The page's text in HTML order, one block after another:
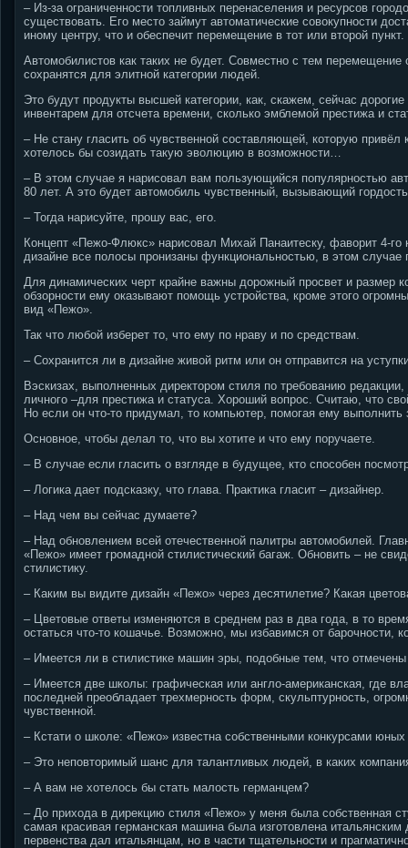
– Из-за ограниченности топливных перенаселения и ресурсов
существовать. Его место займут автоматические совокупности
иному центру, что и обеспечит перемещение в тот или второй пункт.
Автомобилистов как таких не будет. Совместно с тем
сохранятся для элитной категории людей.
Это будут продукты высшей категории, как, скажем, сейчас
инвентарем для отсчета времени, сколько эмблемой престижа и
– Не стану гласить об чувственной составляющей, которую
хотелось бы созидать такую эволюцию в возможности…
– В этом случае я нарисовал вам пользующийся популярностью
80 лет. А это будет автомобиль чувственный, вызывающий
– Тогда нарисуйте, прошу вас, его.
Концепт «Пежо-Флюкс» нарисовал Михай Панаитеску, фаворит 4-
дизайне все полосы пронизаны функциональностью, в этом случае
Для динамических черт крайне важны дорожный просвет и размер
обзорности ему оказывают помощь устройства, кроме этого
вид «Пежо».
Так что любой изберет то, что ему по нраву и по средствам.
– Сохранится ли в дизайне живой ритм или он отправится на
Вэскизах, выполненных директором стиля по требованию
личного –для престижа и статуса. Хороший вопрос. Считаю, что
Но если он что-то придумал, то компьютер, помогая ему выполнить
Основное, чтобы делал то, что вы хотите и что ему поручаете.
– В случае если гласить о взгляде в будущее, кто способен
– Логика дает подсказку, что глава. Практика гласит – дизайнер.
– Над чем вы сейчас думаете?
– Над обновлением всей отечественной палитры автомобилей.
«Пежо» имеет громадной стилистический багаж. Обновить – не
стилистику.
– Каким вы видите дизайн «Пежо» через десятилетие? Какая
– Цветовые ответы изменяются в среднем раз в два года, в то
остаться что-то кошачье. Возможно, мы избавимся от барочности,
– Имеется ли в стилистике машин эры, подобные тем, что отмечены
– Имеется две школы: графическая или англо-американская, где
последней преобладает трехмерность форм, скульптурность,
чувственной.
– Кстати о школе: «Пежо» известна собственными конкурсами
– Это неповторимый шанс для талантливых людей, в каких
– А вам не хотелось бы стать малость германцем?
– До прихода в дирекцию стиля «Пежо» у меня была собственная
самая красивая германская машина была изготовлена
первенства дал итальянцам, но в части тщательности и